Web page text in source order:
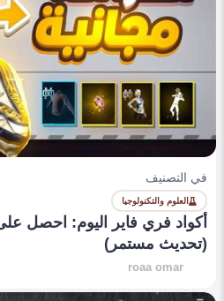
في التصنيف
العلوم والتكنولوجيا
أكواد فري فاير اليوم: احصل
(تحديث مستمر)
roaa omar